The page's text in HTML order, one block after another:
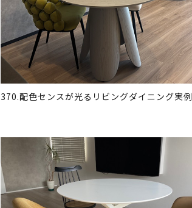
370.配色センスが光るリビングダイニング実例